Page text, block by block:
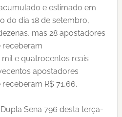
e estimado em
do dia 18 de setembro,
mas 28 apostadores
receberam
e quatrocentos reais
apostadores
R$ 71,66.
Sena 796 desta terça-